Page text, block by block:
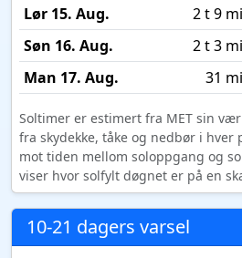
Lør 15. Aug.
2 t 9
Søn 16. Aug.
2 t 3
Man 17. Aug.
31
Soltimer er estimert fra MET sin
fra skydekke, tåke og nedbør i hver
mot tiden mellom soloppgang og
viser hvor solfylt døgnet er på en
10-21 dagers varsel